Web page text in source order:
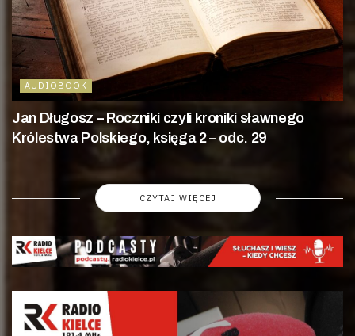
AUDIOBOOK
Jan Długosz – Roczniki czyli kroniki sławnego
Królestwa Polskiego, księga 2 – odc. 29
CZYTAJ WIĘCEJ